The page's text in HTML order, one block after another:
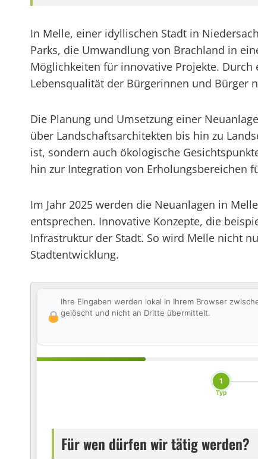
In Melle, einer idyllischen Stadt in
Parks, die Umwandlung von Brachland in
Möglichkeiten für innovative Projekte.
Lebensqualität der Bürgerinnen und Bürger
Die Planung und Umsetzung einer
über Landschaftsarchitekten bis hin zu
ist, sondern auch ökologische
hin zur Integration von Erholungsbereichen
Im Jahr 2025 werden die Neuanlagen in
entsprechen. Innovative Konzepte, die
Infrastruktur der Stadt. So wird Melle nicht
Stadtentwicklung.
Ihre Eingaben werden lokal in Ihrem Browser
gelöscht und nicht an Dritte übermittelt.
1
Typ
Für wen dürfen wir tätig werden?